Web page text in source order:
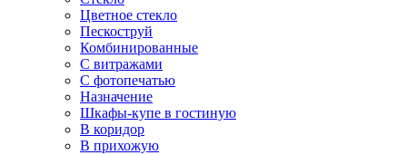
Цветное стекло
Пескоструй
Комбинированные
С витражами
С фотопечатью
Назначение
Шкафы-купе в гостиную
В коридор
В прихожую